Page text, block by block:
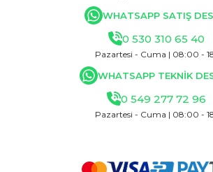
WHATSAPP SATIŞ
0 530 310 65 40
Pazartesi - Cuma | 08:00 -
WHATSAPP TEKNİK
0 549 277 72 96
Pazartesi - Cuma | 08:00 -